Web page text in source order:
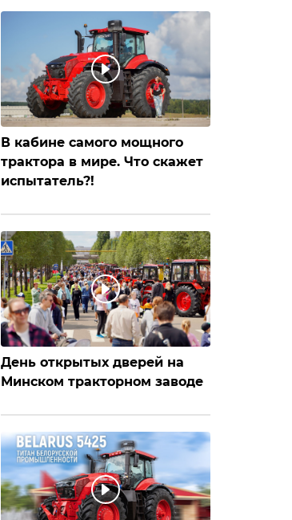
В кабине самого мощного
трактора в мире. Что скажет
испытатель?!
День открытых дверей на
Минском тракторном заводе